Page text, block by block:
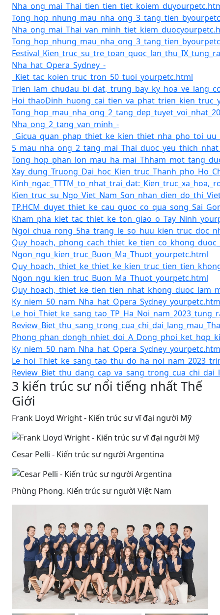
Nha_hat_Opera_Sydney_-
_Kiet_tac_koien_truc_tron_50_tuoi_yourpetc.html
Nha_ong_2_tang_van_minh_-
Ngon_ngu_kien_truc_Buon_Ma_Thuot_yourpetc.html
Ngon_ngu_kien_truc_Buon_Ma_Thuot_yourpetc.html
3 kiến trúc sư nổi tiếng nhất Thế
Giới
Frank Lloyd Wright - Kiến trúc sư vĩ đại người Mỹ
Cesar Pelli - Kiến trúc sư người Argentina
Phùng Phong. Kiến trúc sư người Việt Nam